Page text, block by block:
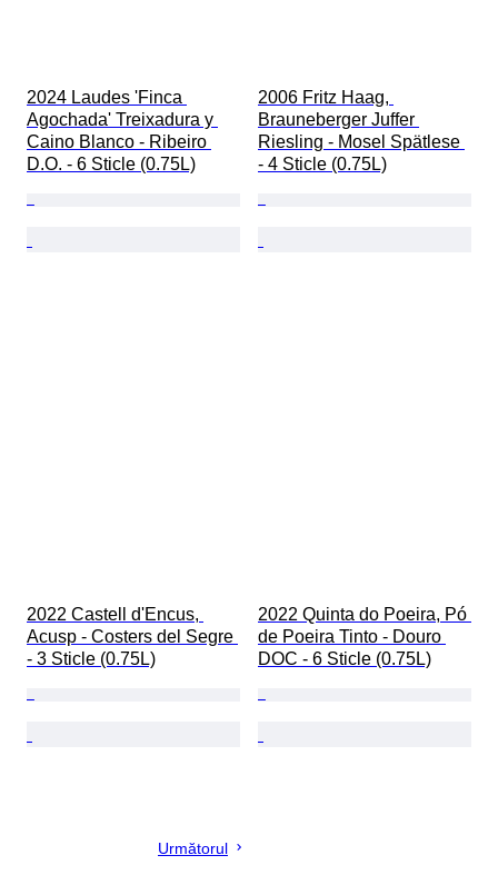
2024 Laudes 'Finca
Agochada' Treixadura y
Caino Blanco - Ribeiro
D.O. - 6 Sticle (0.75L)
2006 Fritz Haag,
Brauneberger Juffer
Riesling - Mosel Spätlese
- 4 Sticle (0.75L)
2022 Castell d'Encus,
Acusp - Costers del Segre
- 3 Sticle (0.75L)
2022 Quinta do Poeira, Pó
de Poeira Tinto - Douro
DOC - 6 Sticle (0.75L)
Următorul